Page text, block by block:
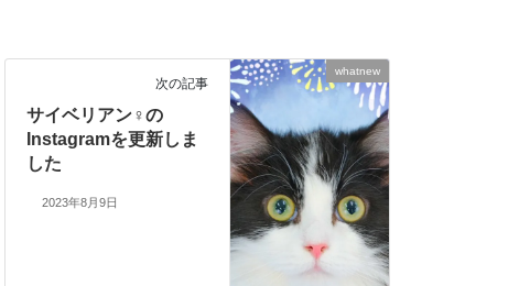
whatnew
次の記事
サイベリアン♀の
Instagramを更新しま
した
2023年8月9日